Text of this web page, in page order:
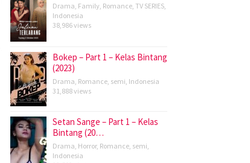
Drama Family Romance TV SERIES
Indonesia
38,986 views
Bokep – Part 1 – Kelas Bintang
(2023)
Drama Romance semi Indonesia
31,888 views
Setan Sange – Part 1 – Kelas
Bintang (20…
Drama Horror, Romance semi
Indonesia